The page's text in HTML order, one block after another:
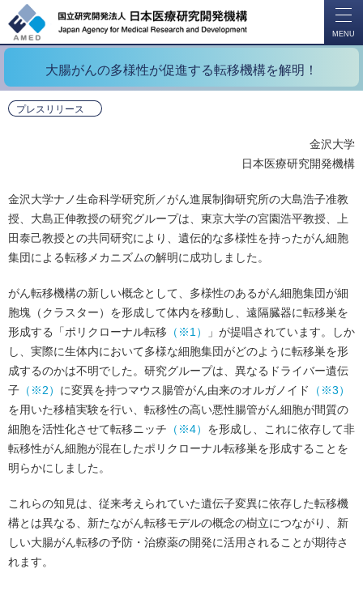
MENU
大腸がんの多様性が促進する転移機構を解明！
プレスリリース
金沢大学
日本医療研究開発機構
金沢大学ナノ生命科学研究所／がん進展制御研究所の大島浩子准教
授、大島正伸教授の研究グループは、東京大学の宮園浩平教授、上
田泰己教授との共同研究により、遺伝的な多様性を持ったがん細胞
集団による転移メカニズムの解明に成功しました。
がん転移機構の新しい概念として、多様性のあるがん細胞集団が細
胞塊（クラスター）を形成して体内を移動し、遠隔臓器に転移巣を
形成する「ポリクローナル転移 （※1）
」が提唱されています。しか
し、実際に生体内において多様な細胞集団がどのように転移巣を形
成するのかは不明でした。研究グループは、異なるドライバー遺伝
子 （※2） に変異を持つマウス腸管がん由来のオルガノイド
（※3）
を用いた移植実験を行い、転移性の高い悪性腸管がん細胞が間質の
細胞を活性化させて転移ニッチ （※4） を形成し、これに依存して非
転移性がん細胞が混在したポリクローナル転移巣を形成することを
明らかにしました。
これらの知見は、従来考えられていた遺伝子変異に依存した転移機
構とは異なる、新たながん転移モデルの概念の樹立につながり、新
しい大腸がん転移の予防・治療薬の開発に活用されることが期待さ
れます。